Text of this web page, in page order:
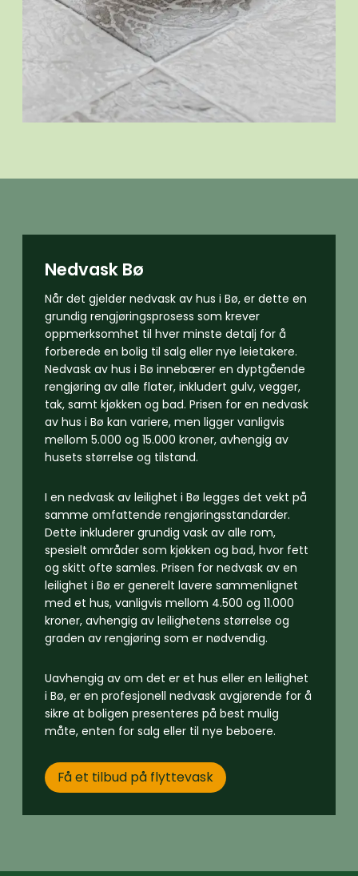
Nedvask Bø
Når det gjelder nedvask av hus i Bø, er dette en
grundig rengjøringsprosess som krever
oppmerksomhet til hver minste detalj for å
forberede en bolig til salg eller nye leietakere.
Nedvask av hus i Bø innebærer en dyptgående
rengjøring av alle flater, inkludert gulv, vegger,
tak, samt kjøkken og bad. Prisen for en nedvask
av hus i Bø kan variere, men ligger vanligvis
mellom 5.000 og 15.000 kroner, avhengig av
husets størrelse og tilstand.
I en nedvask av leilighet i Bø legges det vekt på
samme omfattende rengjøringsstandarder.
Dette inkluderer grundig vask av alle rom,
spesielt områder som kjøkken og bad, hvor fett
og skitt ofte samles. Prisen for nedvask av en
leilighet i Bø er generelt lavere sammenlignet
med et hus, vanligvis mellom 4.500 og 11.000
kroner, avhengig av leilighetens størrelse og
graden av rengjøring som er nødvendig.
Uavhengig av om det er et hus eller en leilighet
i Bø, er en profesjonell nedvask avgjørende for å
sikre at boligen presenteres på best mulig
måte, enten for salg eller til nye beboere.
Få et tilbud på flyttevask